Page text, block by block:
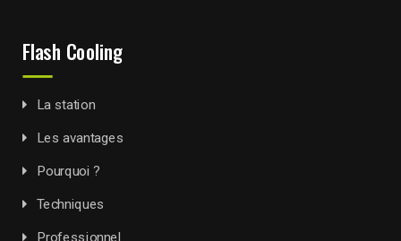
Flash Cooling
La station
Les avantages
Pourquoi ?
Techniques
Professionnel